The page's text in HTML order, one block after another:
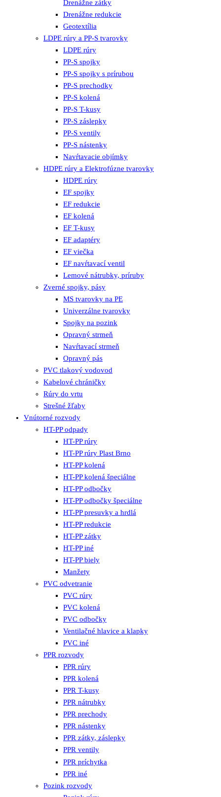
Drenážne zátky
Drenážne redukcie
Geotextília
LDPE rúry a PP-S tvarovky
LDPE rúry
PP-S spojky
PP-S spojky s prírubou
PP-S prechodky
PP-S kolená
PP-S T-kusy
PP-S záslepky
PP-S ventily
PP-S nástenky
Navŕtavacie objímky
HDPE rúry a Elektrofúzne tvarovky
HDPE rúry
EF spojky
EF redukcie
EF kolená
EF T-kusy
EF adaptéry
EF viečka
EF navŕtavací ventil
Lemové nátrubky, príruby
Zverné spojky, pásy
MS tvarovky na PE
Univerzálne tvarovky
Spojky na pozink
Opravný strmeň
Navŕtavací strmeň
Opravný pás
PVC tlakový vodovod
Kabelové chráničky
Rúry do vrtu
Strešné žľaby
Vnútorné rozvody
HT-PP odpady
HT-PP rúry
HT-PP rúry Plast Brno
HT-PP kolená
HT-PP kolená špeciálne
HT-PP odbočky
HT-PP odbočky špeciálne
HT-PP presuvky a hrdlá
HT-PP redukcie
HT-PP zátky
HT-PP iné
HT-PP biely
Manžety
PVC odvetranie
PVC rúry
PVC kolená
PVC odbočky
Ventilačné hlavice a klapky
PVC iné
PPR rozvody
PPR rúry
PPR kolená
PPR T-kusy
PPR nátrubky
PPR prechody
PPR nástenky
PPR zátky, záslepky
PPR ventily
PPR príchytka
PPR iné
Pozink rozvody